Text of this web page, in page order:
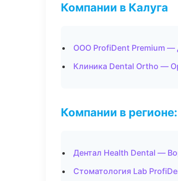
Компании в Калуга
ООО ProfiDent Premium —
Клиника Dental Ortho —
Компании в
Дентал Health Dental —
Стоматология Lab